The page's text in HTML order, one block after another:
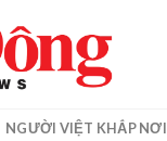
NGƯỜI VIỆT KHẮP NƠI